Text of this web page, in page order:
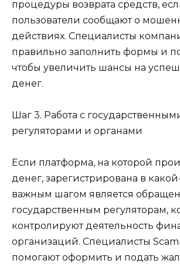
процедуры возврата средств,
пользователи сообщают о
действиях. Специалисты
правильно заполнить формы и
чтобы увеличить шансы на
денег.
Шаг 3. Работа с
регуляторами и органами
Если платформа, на которой
денег, зарегистрирована в
важным шагом является
государственным регуляторам,
контролируют деятельность
организаций. Специалисты
помогают оформить и подать